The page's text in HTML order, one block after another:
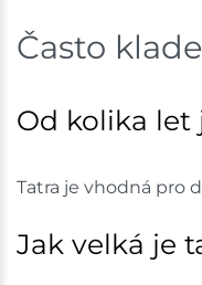
Často
Od kolika let
Tatra je vhodná pro
Jak velká je